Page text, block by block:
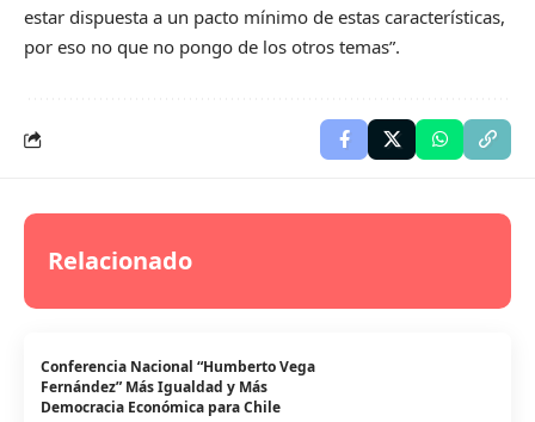
estar dispuesta a un pacto mínimo de estas características,
por eso no que no pongo de los otros temas”.
Relacionado
Conferencia Nacional “Humberto Vega
Fernández” Más Igualdad y Más
Democracia Económica para Chile